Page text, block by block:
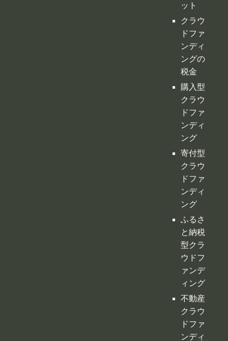
ット
クラウ
ドファ
ンディ
ングの
税金
購入型
クラウ
ドファ
ンディ
ング
寄付型
クラウ
ドファ
ンディ
ング
ふるさ
と納税
型クラ
ウドフ
ァンデ
ィング
不動産
クラウ
ドファ
ンディ